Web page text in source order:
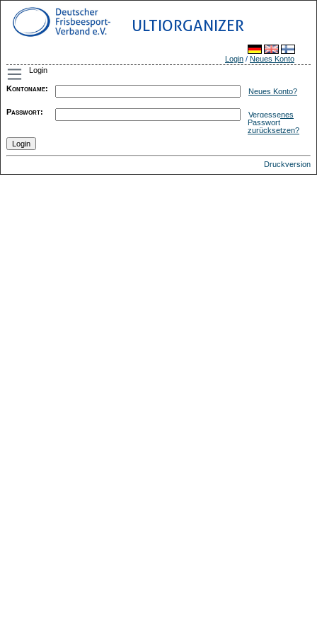
ULTIORGANIZER
Login / Neues Konto
Login
Kontoname: Neues Konto?
Passwort:
Vergessenes
Passwort
zurücksetzen?
Druckversion